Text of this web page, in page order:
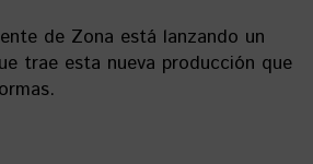
de Zona está lanzando un
trae esta nueva producción que